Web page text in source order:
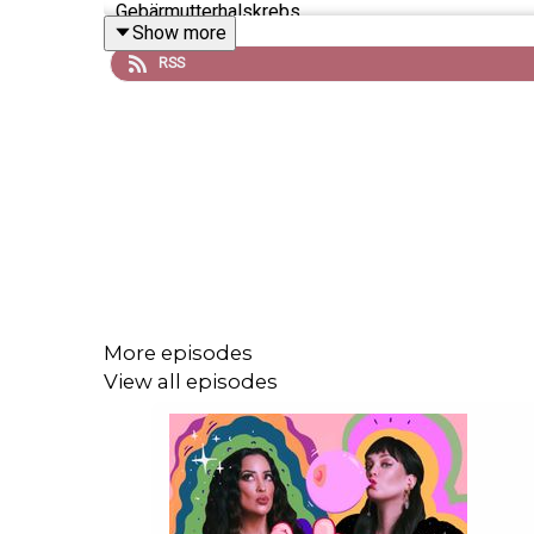
Gebärmutterhalskrebs.
Links zu Myriam von M.
Website
Show more
RSS
More episodes
View all episodes